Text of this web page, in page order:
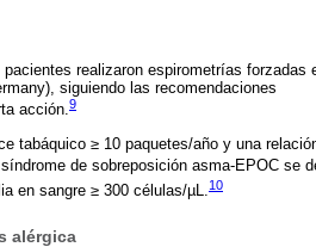
realizaron espirometrías forzadas
siguiendo las recomendaciones
acción.9
tabáquico ≥ 10 paquetes/año y una
de sobreposición asma-EPOC se
en sangre ≥ 300 células/µL.
10
alérgica